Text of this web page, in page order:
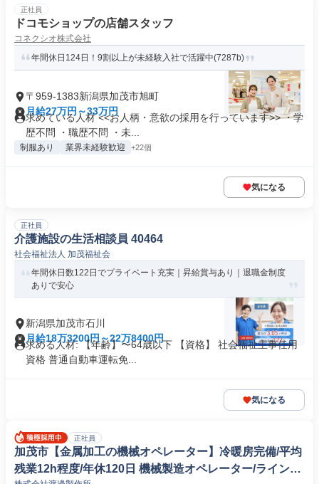
正社員
ドコモショップの店舗スタッフ
コネクシオ株式会社
年間休日124日！9割以上が未経験入社で活躍中(7287b)
〒959-1383新潟県加茂市旭町
月給27万円～33万円
求めている人材 <<お人柄・意欲の採用を行っています>> ・学
歴不問 ・職歴不問 ・未...
制服あり 業界未経験歓迎 +22個
気になる
正社員
介護施設の生活相談員 40464
社会福祉法人 加茂福祉会
年間休日数122日でプライベート充実｜昇給賞与あり｜退職金制度
ありで安心
新潟県加茂市石川
月給18万3200円～22万8400円
求める人材: 【年齢】〜64歳以下 【資格】 社会福祉主事任用
資格 普通自動車運転免...
気になる
正社員
加茂市【金属加工の機械オペレーター】冷暖房完備/平均
残業12h程度/年休120日 機械製造オペレーター/ラインマ